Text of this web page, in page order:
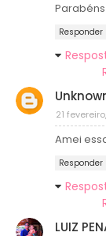
Parabéns
Responder
21
Amei
Responder
LUIZ